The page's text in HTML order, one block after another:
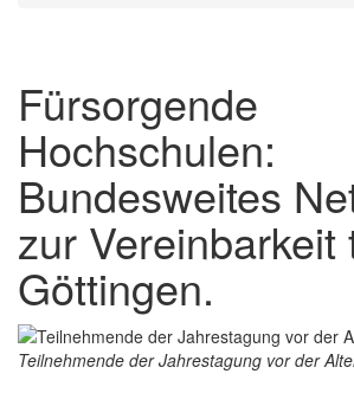
Fürsorgende
Hochschulen:
Bundesweites
zur Vereinbarkeit
Göttingen.
Teilnehmende der Jahrestagung vor der